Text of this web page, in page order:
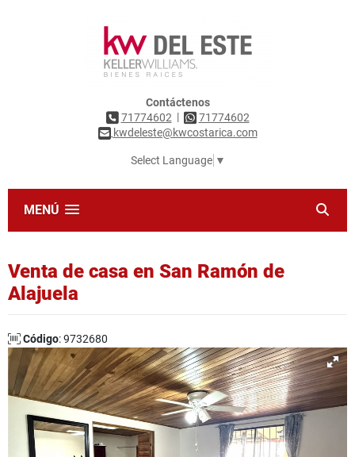
Contáctenos
71774602 |
71774602
kwdeleste@kwcostarica.com
Select Language ▼
MENÚ
Venta de casa en San Ramón de
Alajuela
Código: 9732680